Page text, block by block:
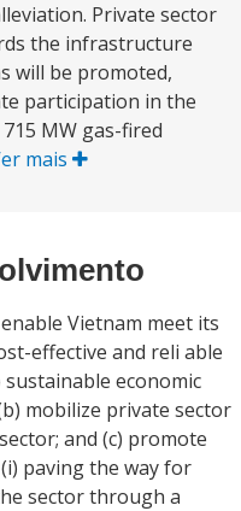
Private sector
the infrastructure
will be promoted,
participation in the
MW gas-fired
mais
Vietnam meet its
effective and reli able
economic
mobilize private sector
and (c) promote
paving the way for
sector through a